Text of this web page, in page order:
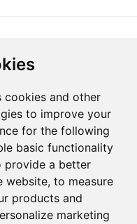
cookies and other
to improve your
for the following
basic functionality
provide a better
website, to measure
products and
marketing